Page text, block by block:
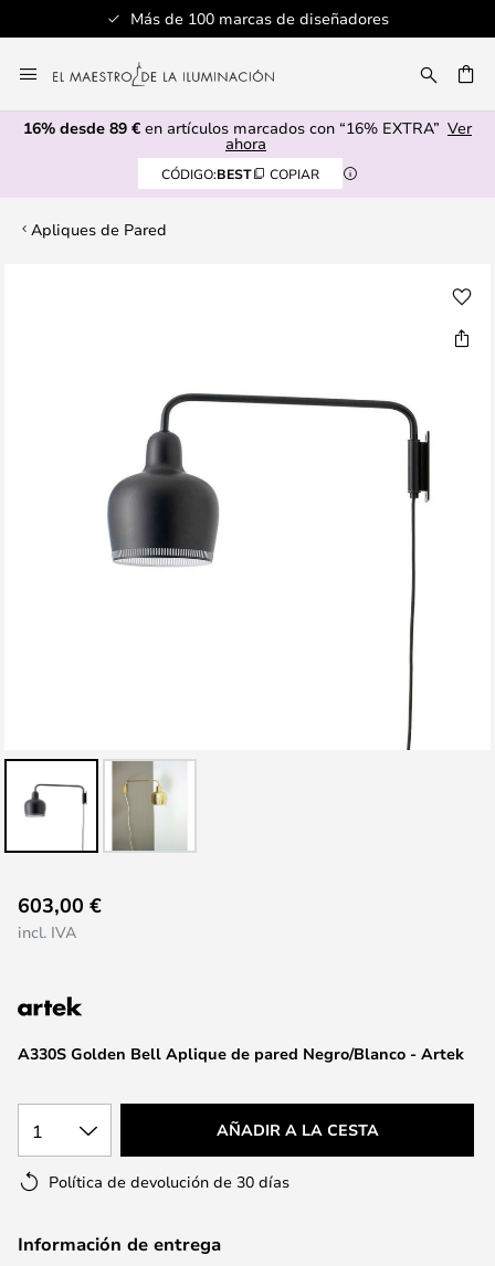
Más de 100 marcas de diseñadores
al
contenido
16% desde 89 € en artículos marcados con “16% EXTRA” Ver
ahora
CÓDIGO:BEST COPIAR
Apliques de Pared
comienzo
galería
deA330S Golden Bell Aplique de pared Negro/Blanco - Artek
603,00 €
incl. IVA
1 AÑADIR A LA CESTA
Política de devolución de 30 días
Información de entrega